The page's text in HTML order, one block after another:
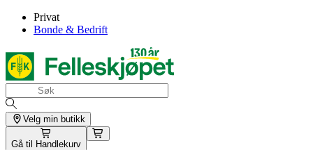
Privat
Bonde & Bedrift
Velg min butikk
Gå til Handlekurv